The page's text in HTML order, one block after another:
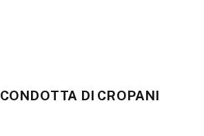
CONDOTTA DI CROPANI